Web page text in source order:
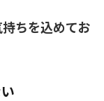
ちを込めてお